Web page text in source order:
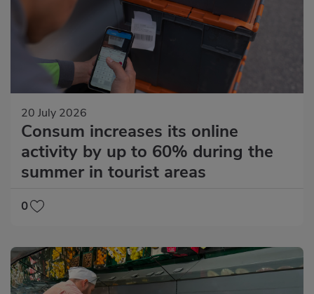
20 July 2026
Consum increases its online
activity by up to 60% during the
summer in tourist areas
0